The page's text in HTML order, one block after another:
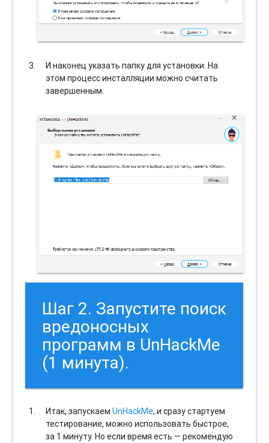
И наконец указать папку для установки. На
этом процесс инсталляции можно считать
завершенным.
Шаг 2. Запустите поиск
вредоносных
программ в UnHackMe
(1 минута).
Итак, запускаемUnHackMe, и сразу стартуем
тестирование, можно использовать быстрое,
за 1 минуту. Но если время есть — рекомендую